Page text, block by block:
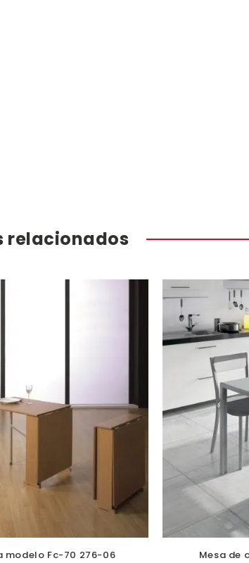
relacionados
modelo Fc-70 276-06 Mesa de